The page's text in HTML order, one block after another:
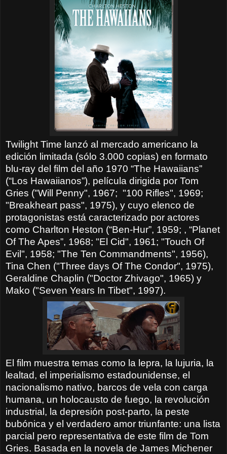
Twilight Time lanzó al mercado americano la
edición limitada (sólo 3.000 copias) en formato
blu-ray del film del año 1970 “The Hawaiians”
(“Los Hawaiianos”), película dirigida por Tom
Gries ("Will Penny", 1967; "100 Rifles", 1969;
"Breakheart pass", 1975), y cuyo elenco de
protagonistas está caracterizado por actores
como Charlton Heston (“Ben-Hur”, 1959; , “Planet
Of The Apes”, 1968; "El Cid", 1961; "Touch Of
Evil", 1958; "The Ten Commandments", 1956),
Tina Chen ("Three days Of The Condor", 1975),
Geraldine Chaplin ("Doctor Zhivago", 1965) y
Mako ("Seven Years In Tibet", 1997).
El film muestra temas como la lepra, la lujuria, la
lealtad, el imperialismo estadounidense, el
nacionalismo nativo, barcos de vela con carga
humana, un holocausto de fuego, la revolución
industrial, la depresión post-parto, la peste
bubónica y el verdadero amor triunfante: una lista
parcial pero representativa de este film de Tom
Gries. Basada en la novela de James Michener